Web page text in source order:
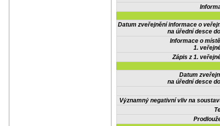
Datum zveřejnění informace o
na úřední desce
Informace o
1.
Zápis z 1.
Datum
na úřední desce
Významný negativní vliv na